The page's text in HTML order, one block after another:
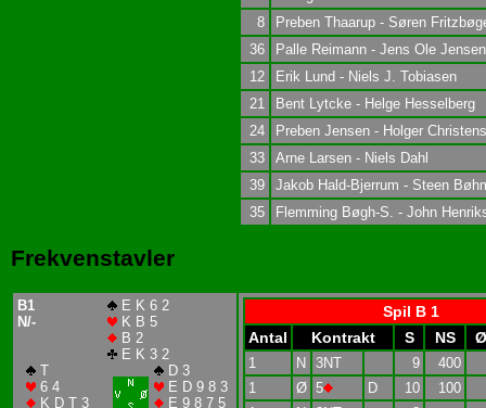
8
Preben Thaarup - Søren
36
Palle Reimann - Jens Ole Jensen
12
Erik Lund - Niels J. Tobiasen
21
Bent Lytcke - Helge Hesselberg
24
Preben Jensen - Holger
33
Arne Larsen - Niels Dahl
39
Jakob Hald-Bjerrum - Steen
35
Flemming Bøgh-S. - John
Frekvenstavler
B1
N/-
E K 6 2
K B 5
B 2
E K 3 2
T
6 4
K D T 3
D 3
E D 9 8 3
E 9 8 7 5
Spil B 1
Antal
Kontrakt S NS
1 N 3NT 9
400
1
Ø 5 D 10
100